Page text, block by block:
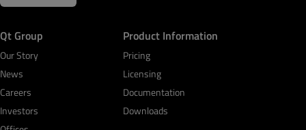
Qt Group
Our Story
News
Careers
Investors
Product Information
Pricing
Licensing
Documentation
Downloads